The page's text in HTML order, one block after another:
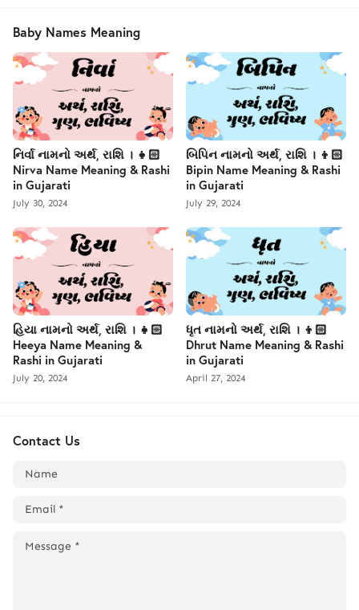
Baby Names Meaning
નિર્વા નામનો અર્થ, રાશિ । 👧🏻
Nirva Name Meaning & Rashi
in Gujarati
July 30, 2024
બિપિન નામનો અર્થ, રાશિ । 👦🏻
Bipin Name Meaning & Rashi
in Gujarati
July 29, 2024
હિયા નામનો અર્થ, રાશિ । 👧🏻
Heeya Name Meaning &
Rashi in Gujarati
July 20, 2024
ધૃત નામનો અર્થ, રાશિ । 👦🏻
Dhrut Name Meaning & Rashi
in Gujarati
April 27, 2024
Contact Us